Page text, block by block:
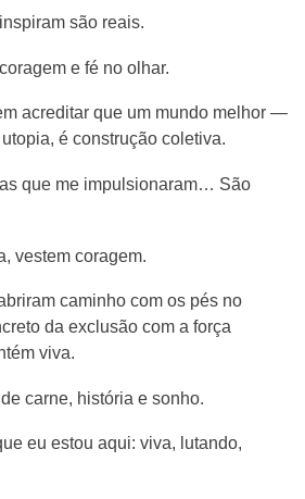
são reais.
e fé no olhar.
acreditar que um mundo melhor —
é construção coletiva.
que me impulsionaram… São
vestem coragem.
caminho com os pés no
da exclusão com a força
viva.
carne, história e sonho.
eu estou aqui: viva, lutando,